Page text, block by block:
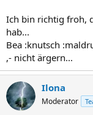
Ich bin richtig froh,
hab...
Bea :knutsch
,- nicht ärgern...
Ilona
Moderator